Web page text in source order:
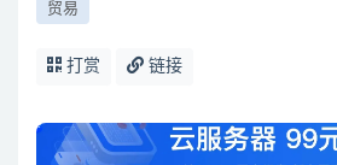
贸易
打赏 链接